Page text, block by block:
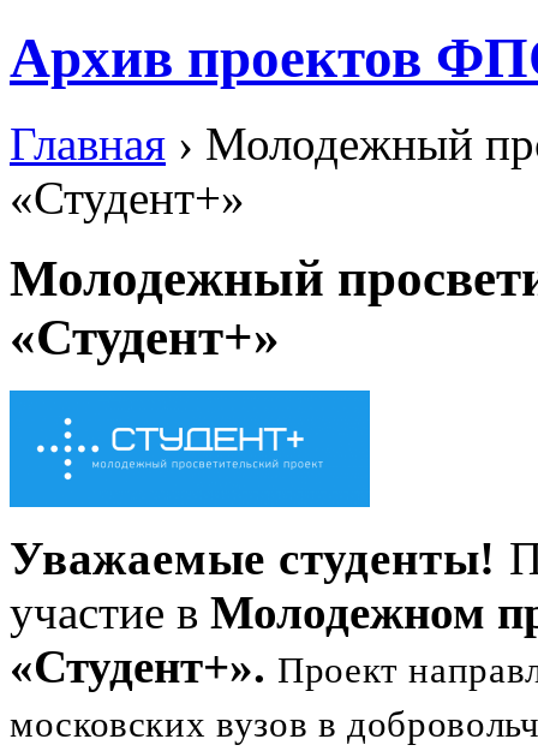
Архив проектов
Главная › Молодежный
«Студент+»
Молодежный
«Студент+»
Уважаемые студенты!
участие в Молодежном
«Студент+». Проект
московских вузов в